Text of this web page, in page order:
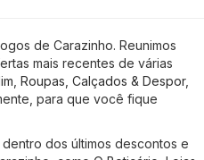
de Carazinho. Reunimos
mais recentes de várias
Roupas, Calçados & Despor,
para que você fique
dos últimos descontos e